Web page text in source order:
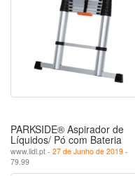
PARKSIDE® Aspirador de
Líquidos/ Pó com Bateria
www.lidl.pt - 27 de Junho de 2019 -
79.99